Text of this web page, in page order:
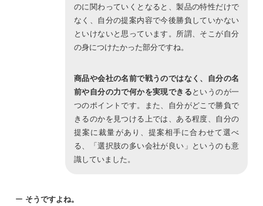
のに関わっていくとなると、製品の特性だけで
なく、自分の提案内容で今後勝負していかない
といけないと思っています。所謂、そこが自分
の身につけたかった部分ですね。
商品や会社の名前で戦うのではなく、自分の名
前や自分の力で何かを実現できるというのが一
つのポイントです。また、自分がどこで勝負で
きるのかを見つける上では、ある程度、自分の
提案に裁量があり、提案相手に合わせて選べ
る、「選択肢の多い会社が良い」というのも意
識していました。
ー そうですよね。